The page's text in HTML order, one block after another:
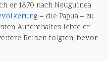
er 1870 nach Neuguinea
– die Papua – zu
Aufenthaltes lebte er
Reisen folgten, bevor